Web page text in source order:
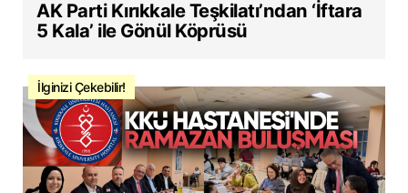
AK Parti Kırıkkale Teşkilatı’ndan ‘İftara
5 Kala’ ile Gönül Köprüsü
İlginizi Çekebilir!